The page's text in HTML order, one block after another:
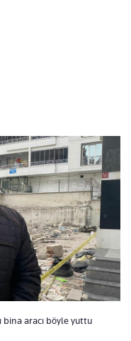
bina aracı böyle yuttu